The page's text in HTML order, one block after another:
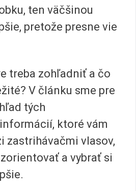
ten väčšinou
pretože presne vie
treba zohľadniť a čo
V článku sme pre
tých
ktoré vám
zastrihávačmi vlasov,
a vybrať si